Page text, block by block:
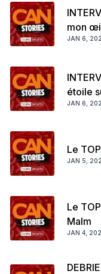
mon
JAN 6,
étoile
JAN 6,
Le
JAN 5,
Le
Malm
JAN 4,